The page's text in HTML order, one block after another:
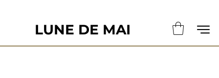
LUNE DE MAI